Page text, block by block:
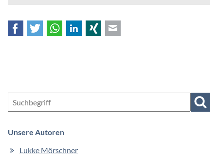
FacebookTwitter WhatsAppLinkedInXing
Unsere Autoren
Navigation
Lukke Mörschner